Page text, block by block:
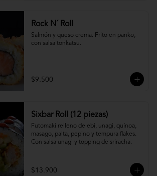
Rock N´ Roll
Salmón y queso crema. Frito en panko,
con salsa tonkatsu.
$9.500
Sixbar Roll (12 piezas)
Futomaki relleno de ebi, unagi, quínoa,
masago, palta, pepino y tempura flakes.
Con salsa unagi y topping de sriracha.
$13.900